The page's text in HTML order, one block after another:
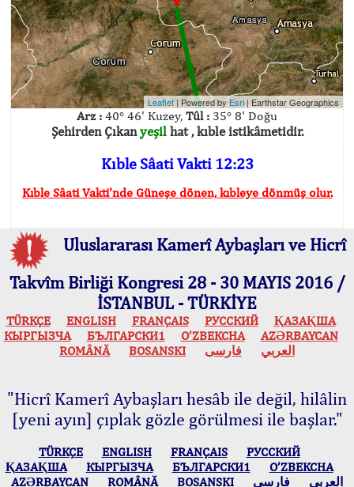
Leaflet| Powered byEsri | Earthstar Geographics
Arz : 40° 46' Kuzey, Tûl : 35° 8' Doğu
Şehirden Çıkanyeşilhat , kıble istikâmetidir.
Kıble Sâati Vakti 12:23
Kıble Sâati Vakti'nde Güneşe dönen, kıbleye dönmüş olur.
Uluslararası Kamerî Aybaşları ve Hicrî
Takvîm Birliği Kongresi 28 - 30 MAYIS 2016 /
İSTANBUL - TÜRKİYE
TÜRKÇE ENGLISH FRANÇAIS РУССКИЙ
ҚАЗАҚША
КЫPГЫЗЧA
БЪЛГАРСКИ1 O’ZBEKCHA
AZӘRBAYCAN
ROMÂNĂ
BOSANSKI العربي فارسی
"Hicrî Kamerî Aybaşları hesâb ile değil, hilâlin
[yeni ayın] çıplak gözle görülmesi ile başlar."
TÜRKÇE ENGLISH FRANÇAIS
РУССКИЙ
ҚАЗАҚША
КЫPГЫЗЧA БЪЛГАРСКИ1
O’ZBEKCHA
AZӘRBAYCAN
ROMÂNĂ BOSANSKI العربي فارسی